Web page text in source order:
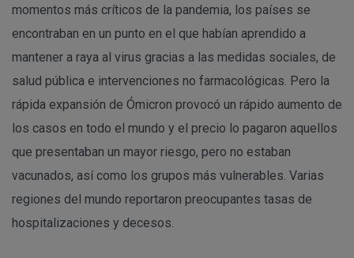
momentos más críticos de la pandemia, los países se
encontraban en un punto en el que habían aprendido a
mantener a raya al virus gracias a las medidas sociales, de
salud pública e intervenciones no farmacológicas. Pero la
rápida expansión de Ómicron provocó un rápido aumento de
los casos en todo el mundo y el precio lo pagaron aquellos
que presentaban un mayor riesgo, pero no estaban
vacunados, así como los grupos más vulnerables. Varias
regiones del mundo reportaron preocupantes tasas de
hospitalizaciones y decesos.